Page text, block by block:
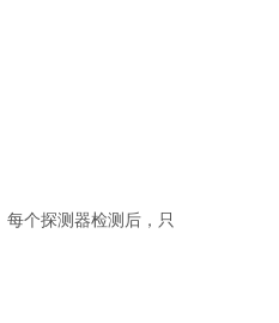
个探测器检测后，只